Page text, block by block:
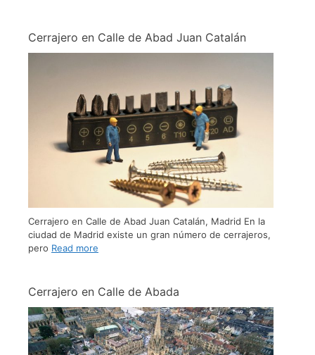
Cerrajero en Calle de Abad Juan Catalán
Cerrajero en Calle de Abad Juan Catalán, Madrid En la
ciudad de Madrid existe un gran número de cerrajeros,
pero Read more
Cerrajero en Calle de Abada